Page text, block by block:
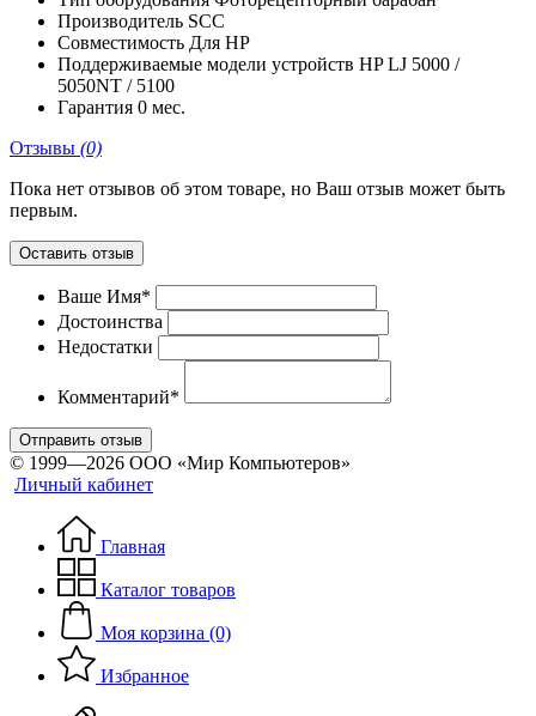
Производитель SCC
Совместимость Для HP
Поддерживаемые модели устройств HP LJ 5000 /
5050NT / 5100
Гарантия 0 мес.
Отзывы (0)
Пока нет отзывов об этом товаре, но Ваш отзыв может быть
первым.
Оставить отзыв
Ваше Имя*
Достоинства
Недостатки
Комментарий*
Отправить отзыв
© 1999—2026 ООО «Мир Компьютеров»
Личный кабинет
Главная
Каталог товаров
Моя корзина (0)
Избранное